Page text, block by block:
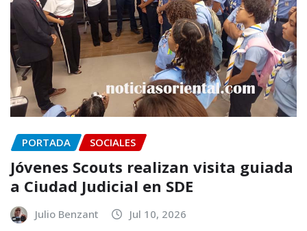
PORTADA SOCIALES
Jóvenes Scouts realizan visita guiada
a Ciudad Judicial en SDE
Julio Benzant Jul 10, 2026